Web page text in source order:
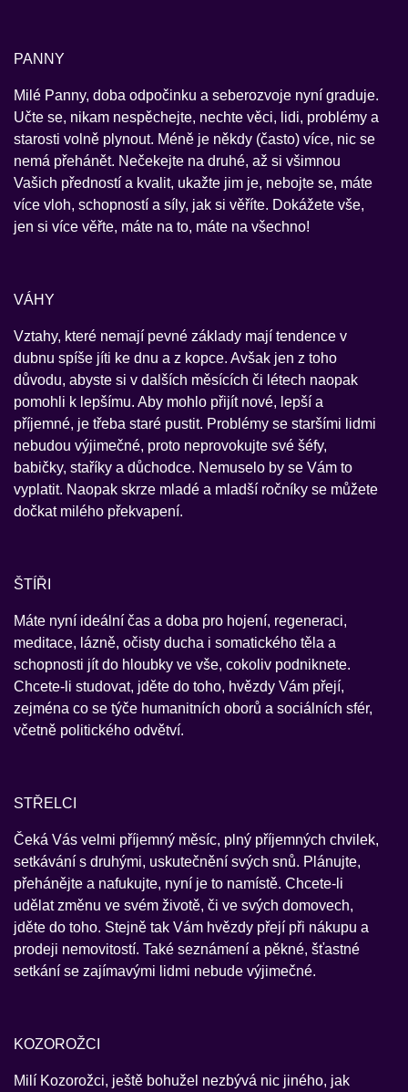
PANNY
Milé Panny, doba odpočinku a seberozvoje nyní graduje.
Učte se, nikam nespěchejte, nechte věci, lidi, problémy a
starosti volně plynout. Méně je někdy (často) více, nic se
nemá přehánět. Nečekejte na druhé, až si všimnou
Vašich předností a kvalit, ukažte jim je, nebojte se, máte
více vloh, schopností a síly, jak si věříte. Dokážete vše,
jen si více věřte, máte na to, máte na všechno!
VÁHY
Vztahy, které nemají pevné základy mají tendence v
dubnu spíše jíti ke dnu a z kopce. Avšak jen z toho
důvodu, abyste si v dalších měsících či létech naopak
pomohli k lepšímu. Aby mohlo přijít nové, lepší a
příjemné, je třeba staré pustit. Problémy se staršími lidmi
nebudou výjimečné, proto neprovokujte své šéfy,
babičky, staříky a důchodce. Nemuselo by se Vám to
vyplatit. Naopak skrze mladé a mladší ročníky se můžete
dočkat milého překvapení.
ŠTÍŘI
Máte nyní ideální čas a doba pro hojení, regeneraci,
meditace, lázně, očisty ducha i somatického těla a
schopnosti jít do hloubky ve vše, cokoliv podniknete.
Chcete-li studovat, jděte do toho, hvězdy Vám přejí,
zejména co se týče humanitních oborů a sociálních sfér,
včetně politického odvětví.
STŘELCI
Čeká Vás velmi příjemný měsíc, plný příjemných chvilek,
setkávání s druhými, uskutečnění svých snů. Plánujte,
přehánějte a nafukujte, nyní je to namístě. Chcete-li
udělat změnu ve svém životě, či ve svých domovech,
jděte do toho. Stejně tak Vám hvězdy přejí při nákupu a
prodeji nemovitostí. Také seznámení a pěkné, šťastné
setkání se zajímavými lidmi nebude výjimečné.
KOZOROŽCI
Milí Kozorožci, ještě bohužel nezbývá nic jiného, jak